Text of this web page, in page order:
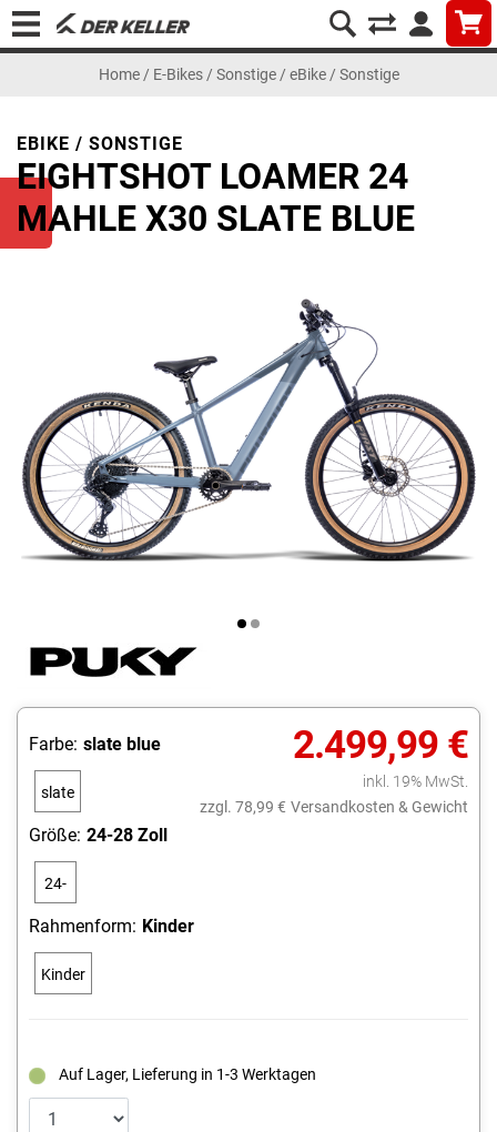
Home/ E-Bikes/ Sonstige/ eBike / Sonstige
EBIKE / SONSTIGE
EIGHTSHOT LOAMER 24
MAHLE X30 SLATE BLUE
2.499,99 €
inkl. 19% MwSt.
zzgl. 78,99 € Versandkosten & Gewicht
Farbe: slate blue
slate
Größe: 24-28 Zoll
24-
Rahmenform: Kinder
Kinder
Auf Lager, Lieferung in 1-3 Werktagen